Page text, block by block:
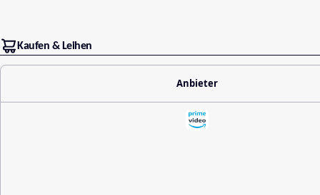
Kaufen & Leihen
Anbieter